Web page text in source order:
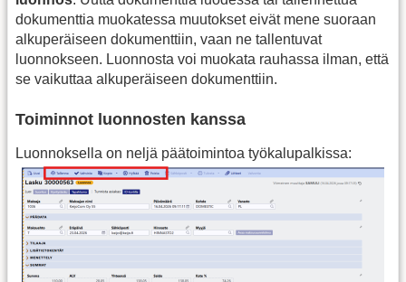
dokumenttia muokatessa muutokset eivät mene suoraan
alkuperäiseen dokumenttiin, vaan ne tallentuvat
luonnokseen. Luonnosta voi muokata rauhassa ilman, että
se vaikuttaa alkuperäiseen dokumenttiin.
Toiminnot luonnosten kanssa
Luonnoksella on neljä päätoimintoa työkalupalkissa: